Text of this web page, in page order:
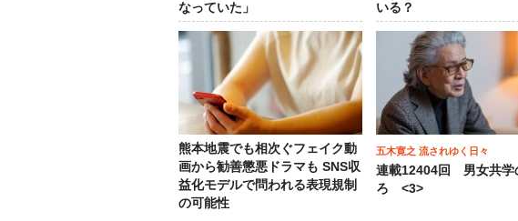
なっていた」
いる？
熊本地震でも相次ぐフェイク動
画から勧善懲悪ドラマも SNS収
益化モデルで問われる表現規制
の可能性
五木寛之 流されゆく日々
連載12404回 男女共学
ろ <3>